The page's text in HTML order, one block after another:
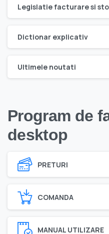
Legislatie facturare si
Dictionar explicativ
Ultimele noutati
Program de
desktop
PRETURI
COMANDA
MANUAL UTILIZARE